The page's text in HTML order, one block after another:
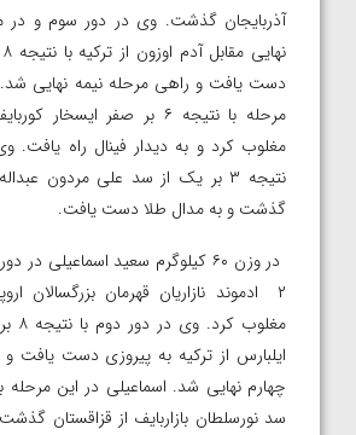
آذربایجان گذشت. وی در دور سوم و در
دست یافت و راهی مرحله نیمه نهایی شد.
مرحله با نتیجه ۶ بر صفر
مغلوب کرد و به دیدار فینال راه یافت.
نتیجه ۳ بر یک از سد علی مردون
گذشت و به مدال طلا دست یافت.
۲ ادموند نازاریان قهرمان بزرگسالان
ایلبارس از ترکیه به پیروزی دست یافت
سد نورسلطان بازاربایف از قزاقستان